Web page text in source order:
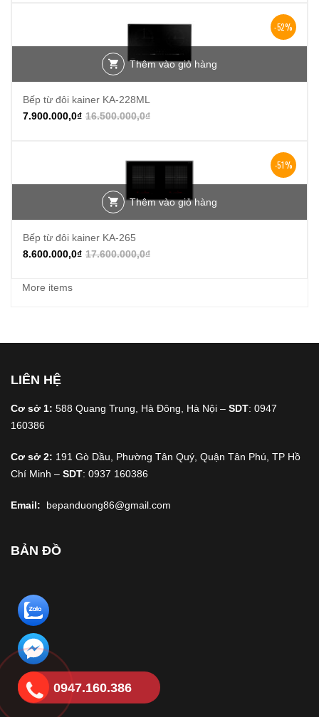
-52%
Thêm vào giỏ hàng
Bếp từ đôi kainer KA-228ML
16.500.000,0₫
7.900.000,0₫
-51%
Thêm vào giỏ hàng
Bếp từ đôi kainer KA-265
17.600.000,0₫
8.600.000,0₫
More items
LIÊN HỆ
Cơ sở 1: 588 Quang Trung, Hà Đông, Hà Nội – SDT: 0947
160386
Cơ sở 2: 191 Gò Dầu, Phường Tân Quý, Quận Tân Phú, TP Hồ
Chí Minh – SDT: 0937 160386
Email: bepanduong86@gmail.com
BẢN ĐỒ
0947.160.386